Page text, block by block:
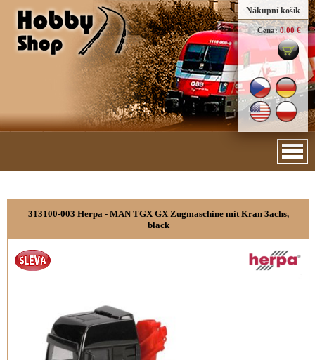
Nákupní košík
Cena: 0.00 €
313100-003 Herpa - MAN TGX GX Zugmaschine mit Kran 3achs,
black